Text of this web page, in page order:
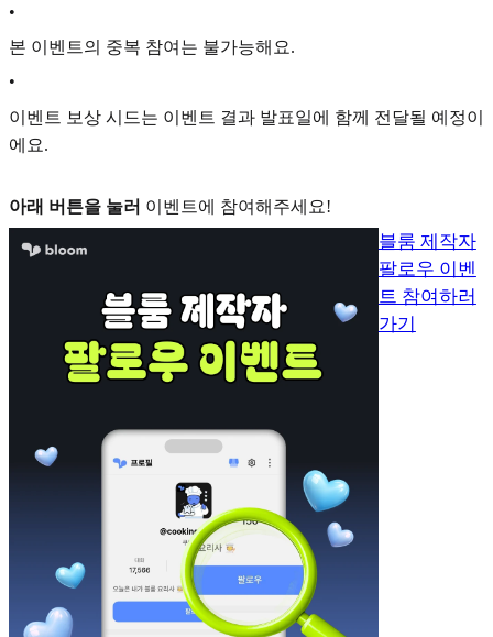
•
본 이벤트의 중복 참여는 불가능해요.
•
이벤트 보상 시드는 이벤트 결과 발표일에 함께 전달될 예정이
에요.
아래 버튼을 눌러 이벤트에 참여해주세요!
블룸 제작자
팔로우 이벤
트 참여하러
가기